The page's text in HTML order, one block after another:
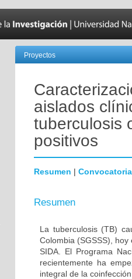
Proyectos
aislados
tuberculosis
positivos
Resumen | Convocatoria
Resumen
La tuberculosis (TB)
Colombia (SGSSS),
SIDA. El Programa
recientemente ha
integral de la